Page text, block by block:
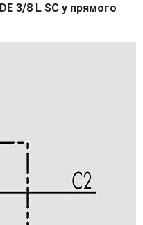
3/8 L SC у прямого